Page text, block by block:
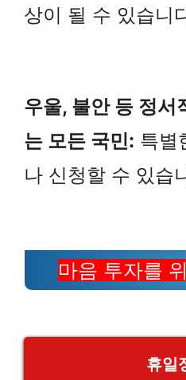
상이 될 수 있습니
우울, 불안 등 정서
는 모든 국민: 특별
나 신청할 수 있습
마음 투자를
휴일